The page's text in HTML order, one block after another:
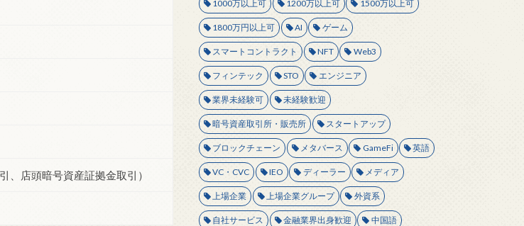
、店頭暗号資産証拠金取引）
1000万以上可 1200万以上可 1500万以上可
1800万円以上可 AI ゲーム
スマートコントラクト NFT Web3
フィンテック STO エンジニア
業界未経験可 未経験歓迎
暗号資産取引所・販売所 スタートアップ
ブロックチェーン メタバース GameFi 英語
VC・CVC IEO ディーラー メディア
上場企業 上場企業グループ 外資系
自社サービス 金融業界出身歓迎 中国語